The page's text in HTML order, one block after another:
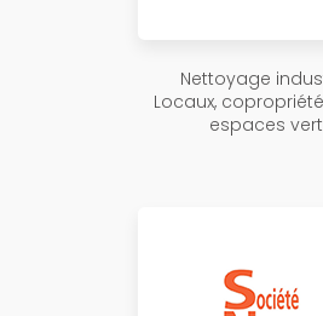
Nettoyage
Locaux,
espaces